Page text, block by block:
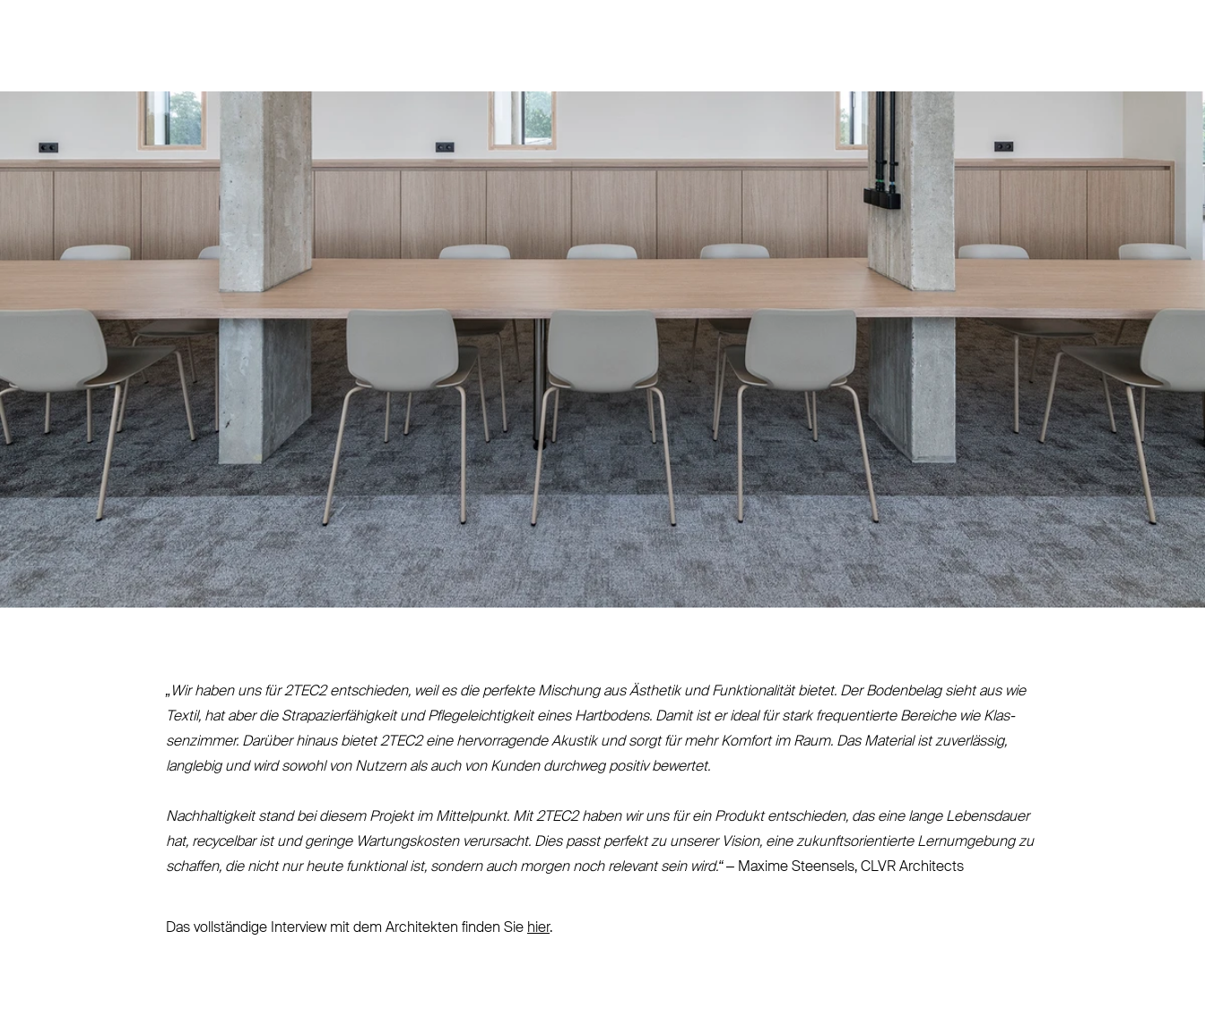
„Wir haben uns für2TEC2ent­schieden, weil es die perfekte Mischung aus Ästhetik und Funk­tio­nalität bietet. Der Bodenbelag sieht aus wie
Textil, hat aber die Stra­pa­zier­fä­higkeit und Pfle­ge­leich­tigkeit eines Hartbodens. Damit ist er ideal für stark fre­quentierte Bereiche wie Klas­
senzimmer. Darüber hinaus bietet2TEC2eine her­vor­ragende Akustik und sorgt für mehr Komfort im Raum. Das Material ist zuverlässig,
langlebig und wird sowohl von Nutzern als auch von Kunden durchweg positiv bewertet.
Nach­hal­tigkeit stand bei diesem Projekt im Mit­telpunkt. Mit2TEC2haben wir uns für ein Produkt ent­schieden, das eine lange Lebensdauer
hat, recycelbar ist und geringe War­tungskosten ver­ursacht. Dies passt perfekt zu unserer Vision, eine zukunfts­ori­entierte Lern­umgebung zu
schaffen, die nicht nur heute funktional ist, sondern auch morgen noch relevant sein wird.“– Maxime Steensels, CLVR Architects
Das voll­ständige Interview mit dem Architekten finden Sie hier.